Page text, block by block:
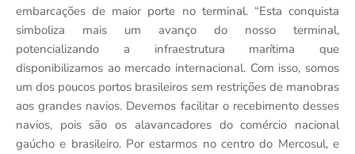
embarcações de maior porte no terminal. “Esta conquista
simboliza mais um avanço do nosso terminal,
potencializando a infraestrutura marítima que
disponibilizamos ao mercado internacional. Com isso, somos
um dos poucos portos brasileiros sem restrições de manobras
aos grandes navios. Devemos facilitar o recebimento desses
navios, pois são os alavancadores do comércio nacional
gaúcho e brasileiro. Por estarmos no centro do Mercosul, e